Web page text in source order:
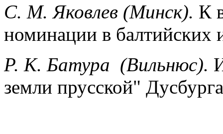
С. М. Яковлeв (Минск). К
номинации в балтийских
Р. К. Батуpа (Вильнюс).
земли прусской" Дусбурга